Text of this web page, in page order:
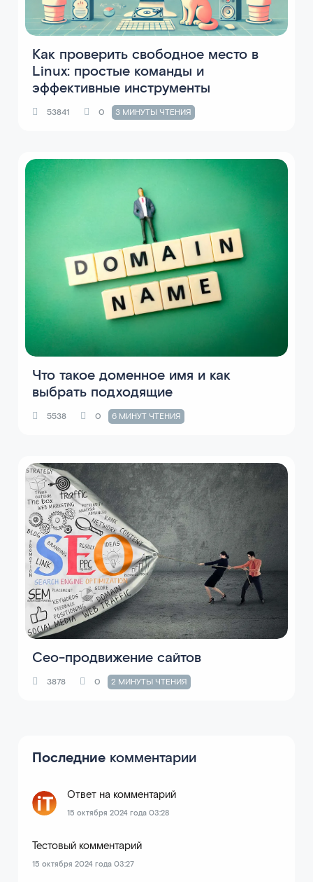
Как проверить свободное место в
Linux: простые команды и
эффективные инструменты
53841 0 3 МИНУТЫ ЧТЕНИЯ
Что такое доменное имя и как
выбрать подходящие
5538 0 6 МИНУТ ЧТЕНИЯ
Сео-продвижение сайтов
3878 0 2 МИНУТЫ ЧТЕНИЯ
Последние комментарии
Ответ на комментарий
15 октября 2024 года 03:28
Тестовый комментарий
15 октября 2024 года 03:27